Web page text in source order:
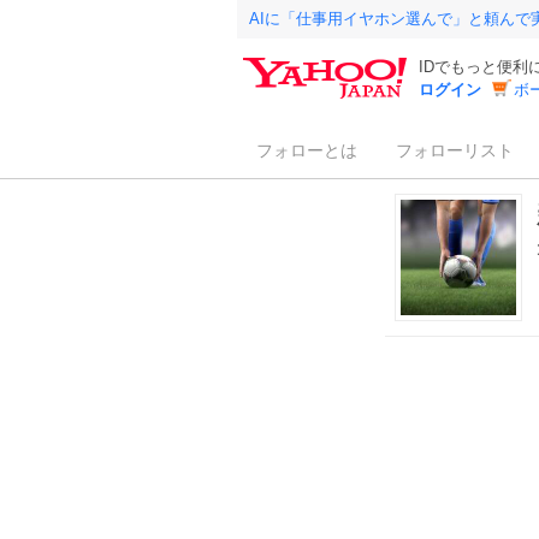
AIに「仕事用イヤホン選んで」と頼んで
IDでもっと便利
ログイン
ボ
フォローとは フォローリスト